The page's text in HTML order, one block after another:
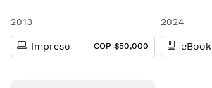
2013
Impreso COP $50,000
2024
eBook